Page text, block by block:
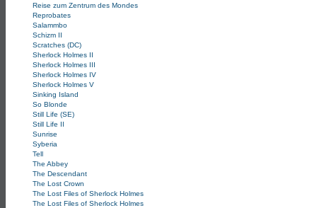
Reise zum Zentrum des Mondes
Reprobates
Salammbo
Schizm II
Scratches (DC)
Sherlock Holmes II
Sherlock Holmes III
Sherlock Holmes IV
Sherlock Holmes V
Sinking Island
So Blonde
Still Life (SE)
Still Life II
Sunrise
Syberia
Tell
The Abbey
The Descendant
The Lost Crown
The Lost Files of Sherlock Holmes
The Lost Files of Sherlock Holmes